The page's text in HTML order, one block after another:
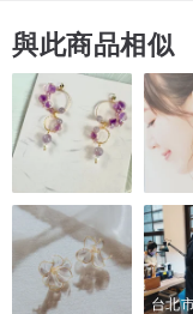
尚，且迅速地融入了中
壺，在清代美學工藝
與此商品相似
台北